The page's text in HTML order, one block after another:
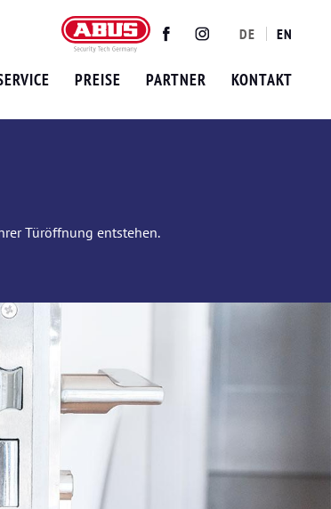
TwitterFacebookInstagram
DE EN
PREISE PARTNER KONTAKT
Türöffnung entstehen.